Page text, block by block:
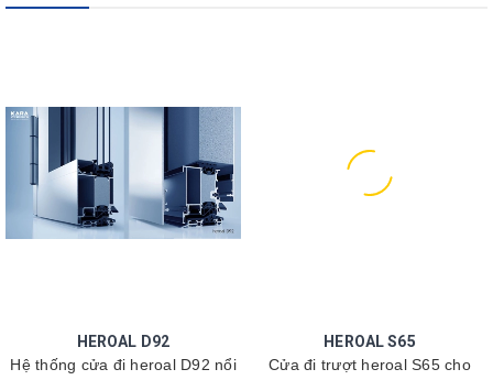
HEROAL D92
Hệ thống cửa đi heroal D92 nổi
HEROAL S65
Cửa đi trượt heroal S65 cho